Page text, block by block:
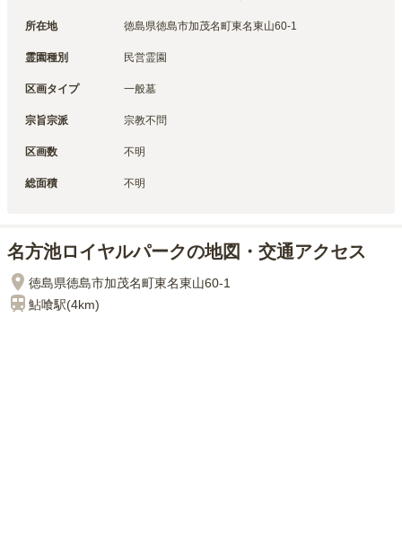
所在地 徳島県徳島市加茂名町東名東山60-1
霊園種別 民営霊園
区画タイプ 一般墓
宗旨宗派 宗教不問
区画数 不明
総面積 不明
名方池ロイヤルパークの地図・交通アクセス
徳島県徳島市加茂名町東名東山60-1
鮎喰駅(4km)